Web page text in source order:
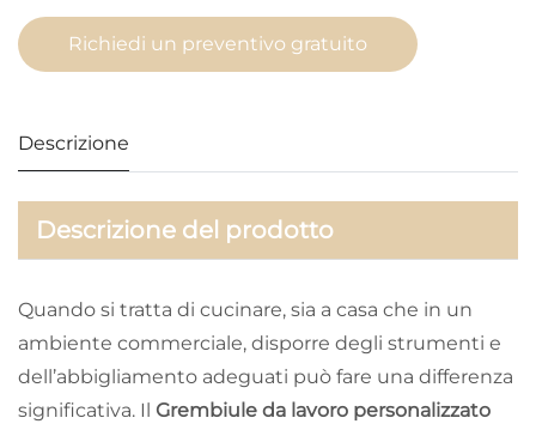
Richiedi un preventivo gratuito
Descrizione
Descrizione del prodotto
Quando si tratta di cucinare, sia a casa che in un
ambiente commerciale, disporre degli strumenti e
dell’abbigliamento adeguati può fare una differenza
significativa. Il Grembiule da lavoro personalizzato